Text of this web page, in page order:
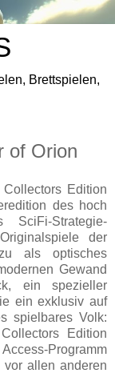
Brettspielen,
of Orion
Edition
des hoch
Strategie-
der
als optisches
Gewand
ein spezieller
ein exklusiv auf
spielbares Volk:
Edition
Programm
allen anderen